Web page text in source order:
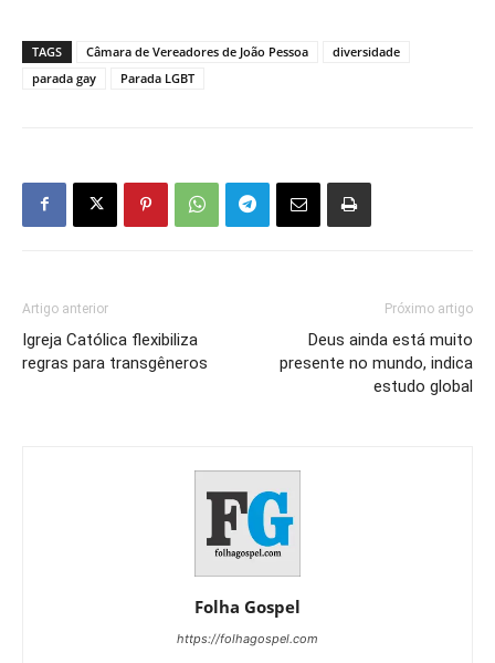
TAGS Câmara de Vereadores de João Pessoa
diversidade
parada gay
Parada LGBT
Artigo anterior
Igreja Católica flexibiliza
regras para transgêneros
Próximo artigo
Deus ainda está muito
presente no mundo, indica
estudo global
Folha Gospel
https://folhagospel.com